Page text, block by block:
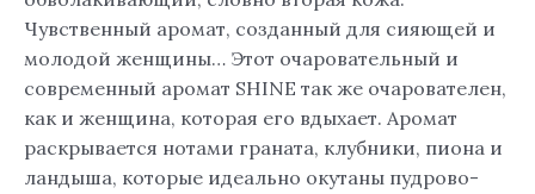
Чувственный аромат, созданный для сияющей и
молодой женщины… Этот очаровательный и
современный аромат SHINE так же очарователен,
как и женщина, которая его вдыхает. Аромат
раскрывается нотами граната, клубники, пиона и
ландыша, которые идеально окутаны пудрово-